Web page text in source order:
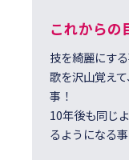
これからの
技を綺麗にする
歌を沢山覚え
事！
10年後も同じ
るようになる事